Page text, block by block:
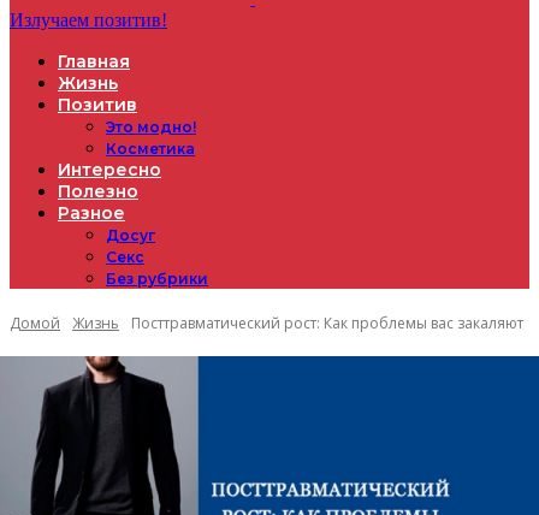
Излучаем позитив!
Главная
Жизнь
Позитив
Это модно!
Косметика
Интересно
Полезно
Разное
Досуг
Секс
Без рубрики
Домой Жизнь Посттравматический рост: Как проблемы вас закаляют